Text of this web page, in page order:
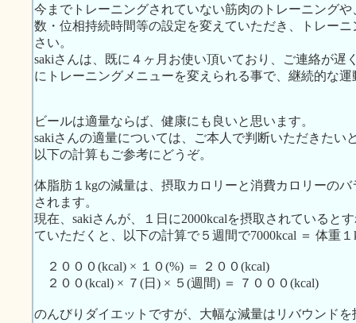
今までトレーニングされていない筋肉のトレーニング
数・位相持続時間等の設定を変えていただき、トレー
さい。
sakiさんは、既に４ヶ月お使い頂いており、ご連絡が遅
にトレーニングメニューを変えられる事で、継続的な
ビールは適量ならば、健康にも良いと思います。
sakiさんの適量については、ご本人で判断いただきたい
以下の計算もご参考にどうぞ。
体脂肪１kgの減量は、摂取カロリーと消費カロリーの
されます。
現在、sakiさんが、１日に2000kcalを摂取されていると
ていただくと、以下の計算で５週間で7000kcal ＝ 体重
２０００(kcal) × １０(%) ＝ ２００(kcal)
２００(kcal) × ７(日) × ５(週間) ＝ ７０００(kcal)
のんびりダイエットですが、大幅な減量はリバウンド